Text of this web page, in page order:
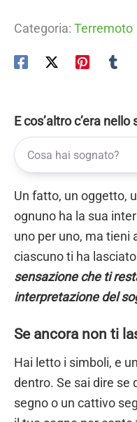
Categoria: Terremoto
E cos’altro c’era
Un fatto, un oggetto,
ognuno ha la sua
uno per uno, ma tieni
ciascuno ti ha
sensazione che ti
interpretazione del
Se ancora non ti
Hai letto i simboli, e
dentro. Se sai dire se
segno o un cattivo